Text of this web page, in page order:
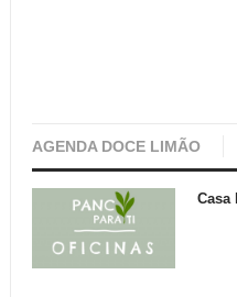
AGENDA DOCE LIMÃO
Casa